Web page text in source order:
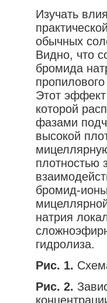
Изучать
обычных
Видно, что
бромида
Этот
которой
фазами
высокой
плотностью
бромид-
натрия
гидролиза.
Рис. 1.
Рис. 2.